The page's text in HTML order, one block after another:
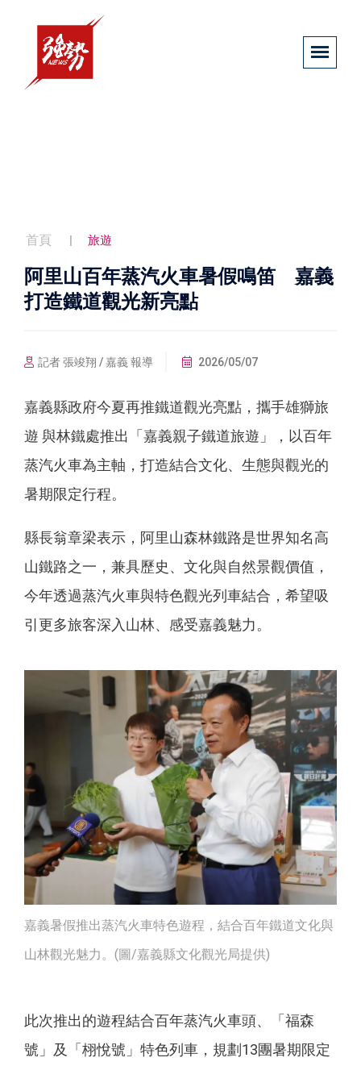
首頁 旅遊
阿里山百年蒸汽火車暑假鳴笛 嘉義
打造鐵道觀光新亮點
記者 張竣翔 / 嘉義 報導 2026/05/07
嘉義縣政府今夏再推鐵道觀光亮點，攜手雄獅旅
遊 與林鐵處推出「嘉義親子鐵道旅遊」，以百年
蒸汽火車為主軸，打造結合文化、生態與觀光的
暑期限定行程。
縣長翁章梁表示，阿里山森林鐵路是世界知名高
山鐵路之一，兼具歷史、文化與自然景觀價值，
今年透過蒸汽火車與特色觀光列車結合，希望吸
引更多旅客深入山林、感受嘉義魅力。
嘉義暑假推出蒸汽火車特色遊程，結合百年鐵道文化與
山林觀光魅力。(圖/嘉義縣文化觀光局提供)
此次推出的遊程結合百年蒸汽火車頭、「福森
號」及「栩悅號」特色列車，規劃13團暑期限定